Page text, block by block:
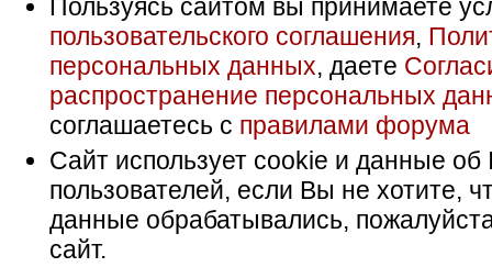
Пользуясь сайтом вы принимаете
пользовательского соглашения,
персональных данных, даете
распространение персональных
соглашаетесь с правилами форума
Сайт использует cookie и данные об
пользователей, если Вы не хотите,
данные обрабатывались,
сайт.